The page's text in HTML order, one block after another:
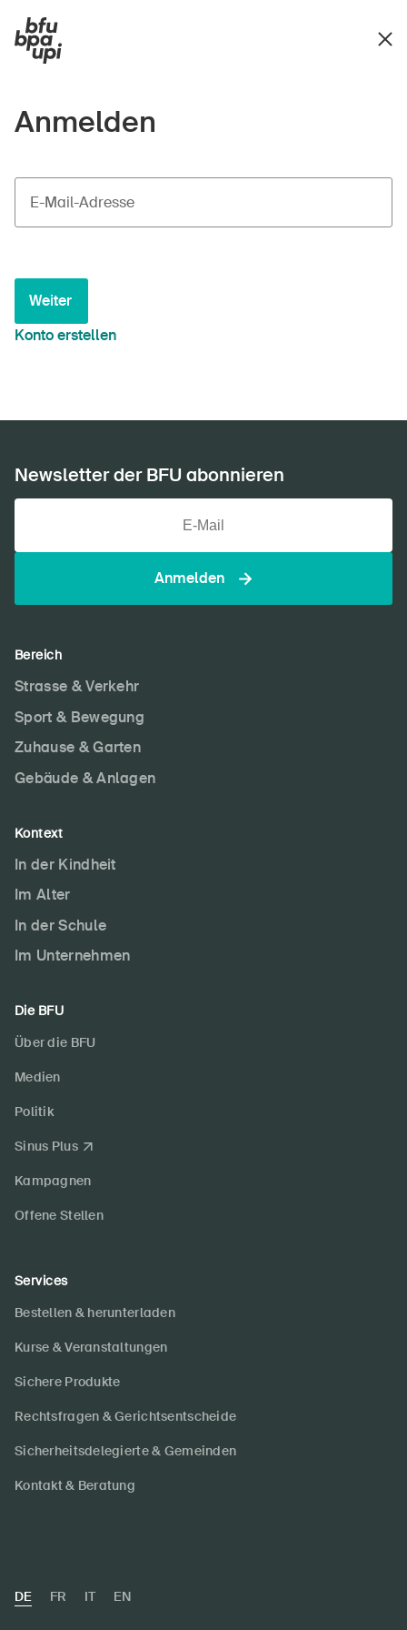
Anmelden
E-Mail-Adresse
Weiter
Konto erstellen
Newsletter der BFU abonnieren
Anmelden
Bereich
Strasse & Verkehr
Sport & Bewegung
Zuhause & Garten
Gebäude & Anlagen
Kontext
In der Kindheit
Im Alter
In der Schule
Im Unternehmen
Die BFU
Über die BFU
Medien
Politik
Sinus Plus
Kampagnen
Offene Stellen
Services
Bestellen & herunterladen
Kurse & Veranstaltungen
Sichere Produkte
Rechtsfragen & Gerichtsentscheide
Sicherheitsdelegierte & Gemeinden
Kontakt & Beratung
DE FR IT EN